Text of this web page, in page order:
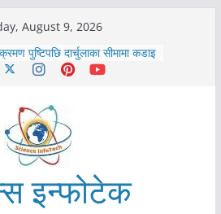
August 9, 2026
पुष्टिपछि दार्चुलाका सीमामा कडाइ
महानगरद्वारा पूर्ण खोप सुनिश्चित घोषणा
खोरेत रोग विरुद्धको खोप लगाउन
प्रणालीको भूमिका महत्वपूर्ण छ :
शाह
आयुर्वेद स्वास्थ्योपचारतर्फ
इन्फोटेक